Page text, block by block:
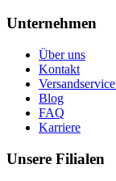
Unternehmen
Über uns
Kontakt
Blog
FAQ
Karriere
Unsere Filialen